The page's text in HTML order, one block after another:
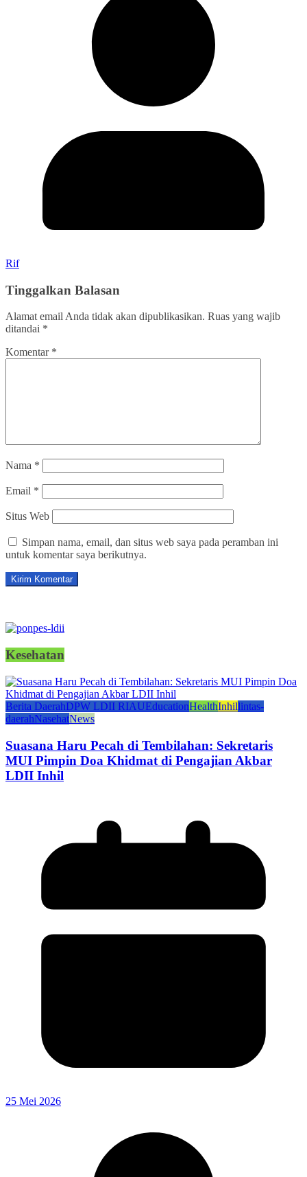
Rif
Tinggalkan Balasan
Alamat email Anda tidak akan dipublikasikan. Ruas yang wajib
ditandai *
Komentar *
Nama *
Email *
Situs Web
Simpan nama, email, dan situs web saya pada peramban ini
untuk komentar saya berikutnya.
Kesehatan
Berita DaerahDPW LDII RIAUEducationHealthInhillintas-
daerahNasehatNews
Suasana Haru Pecah di Tembilahan: Sekretaris
MUI Pimpin Doa Khidmat di Pengajian Akbar
LDII Inhil
25 Mei 2026